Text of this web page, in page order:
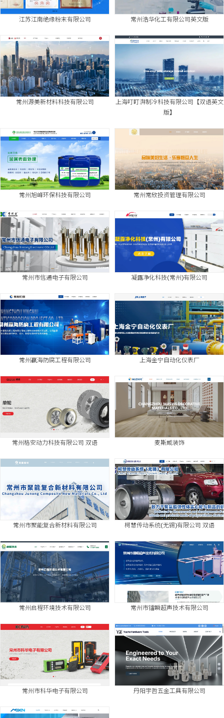
江苏江南绝缘粉末有限公司 常州浩华化工有限公司英文版
常州源美新材料科技有限公司
上海叮盯湃制冷科技有限公司【双语英文
版】
常州旭峰环保科技有限公司 常州常欣投资管理有限公司
常州市信通电子有限公司 凝露净化科技(常州)有限公司
常州赢海防腐工程有限公司 上海金宁自动化仪表厂
常州格安动力科技有限公司 双语 麦斯威装饰
常州市聚能复合新材料有限公司 柯慧传动系统(无锡)有限公司 双语
常州启程环境技术有限公司 常州市镭瞬超声技术有限公司
常州市科华电子有限公司 丹阳宇哲五金工具有限公司